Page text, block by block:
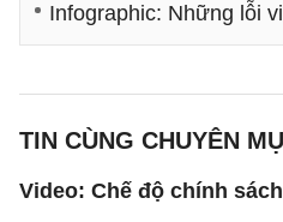
Infographic: Những lỗi
TIN CÙNG CHUYÊN
Video: Chế độ chính